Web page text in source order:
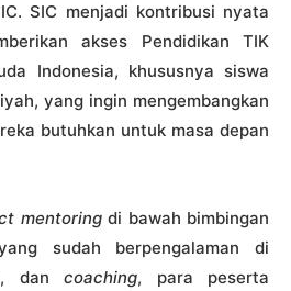
SIC menjadi kontribusi nyata
akses Pendidikan TIK
Indonesia, khususnya siswa
yang ingin mengembangkan
butuhkan untuk masa depan
mentoringdi bawah bimbingan
sudah berpengalaman di
dancoaching, para peserta